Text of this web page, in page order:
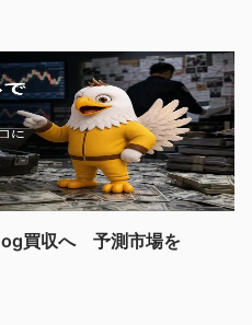
じるため、クライアントの最善
する可能性があるからです。IG
する際には、トレーダーがこの
プラットフォーム
ールへのアクセス
座
買収へ 予測市場を